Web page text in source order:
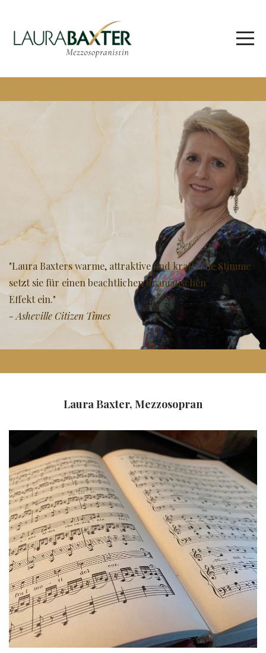
"Laura Baxters warme, attraktive und kraftvolle Stimme
setzt sie für einen beachtlichen dramatischen
Effekt ein."
- Asheville Citizen Times
Laura Baxter, Mezzosopran